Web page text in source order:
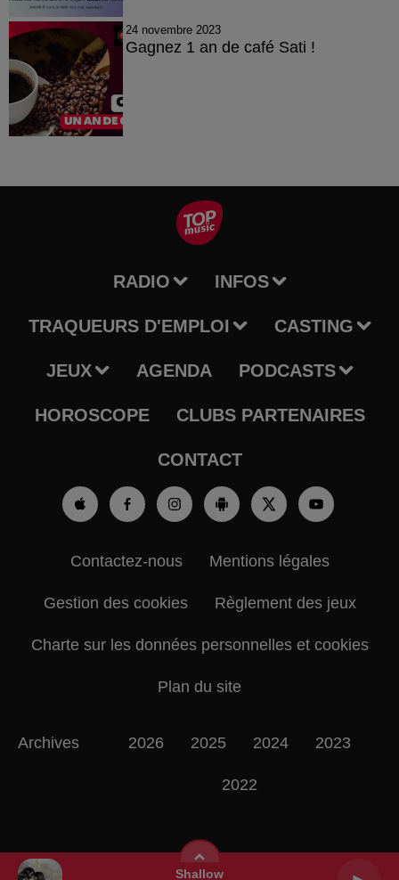
Shallow
24 novembre 2023
Gagnez 1 an de café Sati !
RADIO INFOS
TRAQUEURS D'EMPLOI CASTING
JEUX AGENDA PODCASTS
HOROSCOPE CLUBS PARTENAIRES
CONTACT
Contactez-nous Mentions légales
Gestion des cookies Règlement des jeux
Charte sur les données personnelles et cookies
Plan du site
Archives 2026 2025 2024 2023
2022